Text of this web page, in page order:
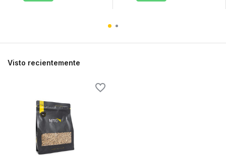
Visto recientemente